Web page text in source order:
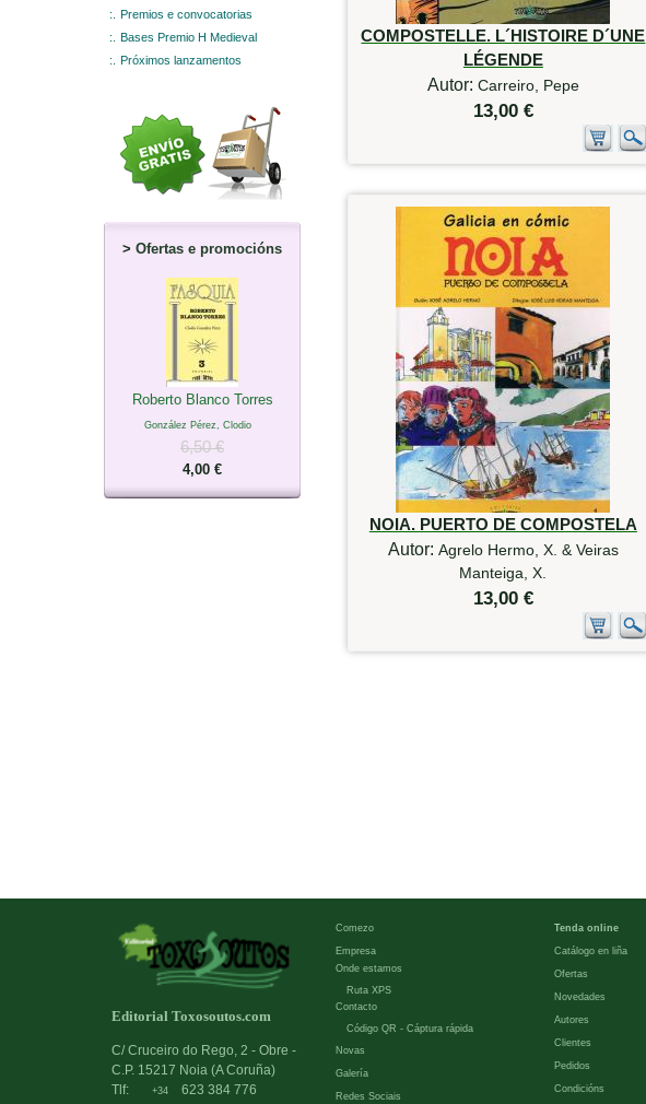
:.
Premios e convocatorias
:.
Bases Premio H Medieval
:.
Próximos lanzamentos
> Ofertas e promocións
Roberto Blanco Torres
González Pérez, Clodio
6,50 €
4,00 €
COMPOSTELLE. L´HISTOIRE D´UNE
LÉGENDE
Autor: Carreiro, Pepe
13,00 €
NOIA. PUERTO DE COMPOSTELA
Autor: Agrelo Hermo, X. & Veiras
Manteiga, X.
13,00 €
Editorial Toxosoutos.com
C/ Cruceiro do Rego, 2 - Obre -
C.P. 15217 Noia (A Coruña)
Tlf:
+34
623 384 776
Comezo
Empresa
Onde estamos
Ruta XPS
Contacto
Código QR - Cáptura rápida
Novas
Galería
Redes Sociais
Tenda online
Catálogo en liña
Ofertas
Novedades
Autores
Clientes
Pedidos
Condicións